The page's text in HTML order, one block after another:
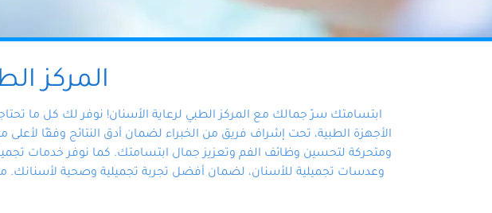
المركز
ابتسامتك سرّ جمالك مع المركز الطبي لرعاية الأسنان! نوفر لك كل ما
الأجهزة الطبية، تحت إشراف فريق من الخبراء لضمان أدق النتائج وفقًا لأعلى
ومتحركة لتحسين وظائف الفم وتعزيز جمال ابتسامتك. كما نوفر خدمات
وعدسات تجميلية للأسنان، لضمان أفضل تجربة تجميلية وصحية لأسنانك.